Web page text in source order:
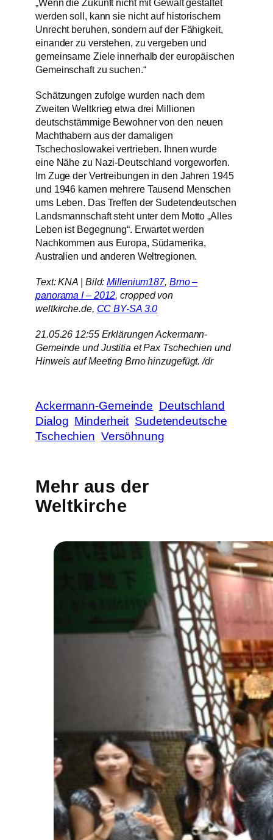
„Wenn die Zukunft nicht mit Gewalt gestaltet
werden soll, kann sie nicht auf historischem
Unrecht beruhen, sondern auf der Fähigkeit,
einander zu verstehen, zu vergeben und
gemeinsame Ziele innerhalb der europäischen
Gemeinschaft zu suchen.“
Schätzungen zufolge wurden nach dem
Zweiten Weltkrieg etwa drei Millionen
deutschstämmige Bewohner von den neuen
Machthabern aus der damaligen
Tschechoslowakei vertrieben. Ihnen wurde
eine Nähe zu Nazi-Deutschland vorgeworfen.
Im Zuge der Vertreibungen in den Jahren 1945
und 1946 kamen mehrere Tausend Menschen
ums Leben. Das Treffen der Sudetendeutschen
Landsmannschaft steht unter dem Motto „Alles
Leben ist Begegnung“. Erwartet werden
Nachkommen aus Europa, Südamerika,
Australien und anderen Weltregionen.
Text: KNA | Bild:Millenium187, Brno –
panorama I – 2012, cropped von
weltkirche.de, CC BY-SA 3.0
21.05.26 12:55 Erklärungen Ackermann-
Gemeinde und Justitia et Pax Tschechien und
Hinweis auf Meeting Brno hinzugefügt. /dr
Ackermann-Gemeinde Deutschland
Dialog Minderheit Sudetendeutsche
Tschechien Versöhnung
Mehr aus der
Weltkirche